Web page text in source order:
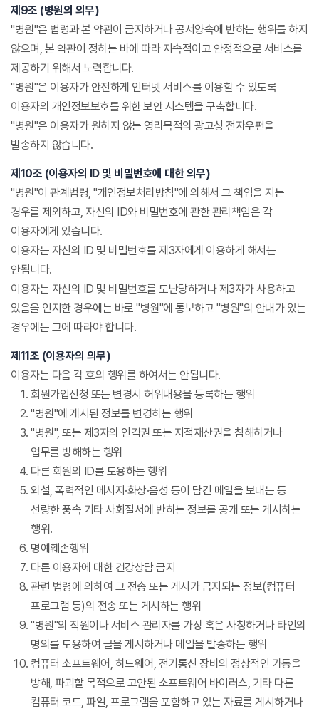
제9조 (병원의 의무)
"병원"은 법령과 본 약관이 금지하거나 공서양속에 반하는 행위를 하지
않으며, 본 약관이 정하는 바에 따라 지속적이고 안정적으로 서비스를
제공하기 위해서 노력합니다.
"병원"은 이용자가 안전하게 인터넷 서비스를 이용할 수 있도록
이용자의 개인정보보호를 위한 보안 시스템을 구축합니다.
"병원"은 이용자가 원하지 않는 영리목적의 광고성 전자우편을
발송하지 않습니다.
제10조 (이용자의 ID 및 비밀번호에 대한 의무)
"병원"이 관계법령, "개인정보처리방침"에 의해서 그 책임을 지는
경우를 제외하고, 자신의 ID와 비밀번호에 관한 관리책임은 각
이용자에게 있습니다.
이용자는 자신의 ID 및 비밀번호를 제3자에게 이용하게 해서는
안됩니다.
이용자는 자신의 ID 및 비밀번호를 도난당하거나 제3자가 사용하고
있음을 인지한 경우에는 바로 "병원"에 통보하고 "병원"의 안내가 있는
경우에는 그에 따라야 합니다.
제11조 (이용자의 의무)
이용자는 다음 각 호의 행위를 하여서는 안됩니다.
회원가입신청 또는 변경시 허위내용을 등록하는 행위
"병원"에 게시된 정보를 변경하는 행위
"병원", 또는 제3자의 인격권 또는 지적재산권을 침해하거나
업무를 방해하는 행위
다른 회원의 ID를 도용하는 행위
외설, 폭력적인 메시지·화상·음성 등이 담긴 메일을 보내는 등
선량한 풍속 기타 사회질서에 반하는 정보를 공개 또는 게시하는
행위.
명예훼손행위
다른 이용자에 대한 건강상담 금지
관련 법령에 의하여 그 전송 또는 게시가 금지되는 정보(컴퓨터
프로그램 등)의 전송 또는 게시하는 행위
"병원"의 직원이나 서비스 관리자를 가장 혹은 사칭하거나 타인의
명의를 도용하여 글을 게시하거나 메일을 발송하는 행위
컴퓨터 소프트웨어, 하드웨어, 전기통신 장비의 정상적인 가동을
방해, 파괴할 목적으로 고안된 소프트웨어 바이러스, 기타 다른
컴퓨터 코드, 파일, 프로그램을 포함하고 있는 자료를 게시하거나